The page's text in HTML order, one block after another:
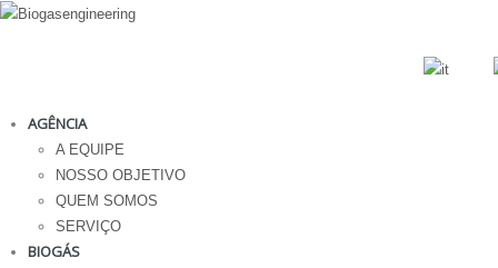
AGÊNCIA
A EQUIPE
NOSSO OBJETIVO
QUEM SOMOS
SERVIÇO
BIOGÁS